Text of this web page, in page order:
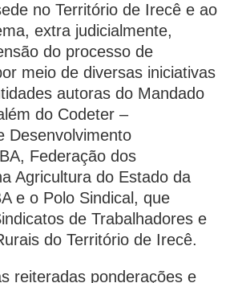
no Território de Irecê e ao
extra judicialmente,
do processo de
meio de diversas iniciativas
autoras do Mandado
do Codeter –
Desenvolvimento
Federação dos
Agricultura do Estado da
e o Polo Sindical, que
de Trabalhadores e
do Território de Irecê.
reiteradas ponderações e